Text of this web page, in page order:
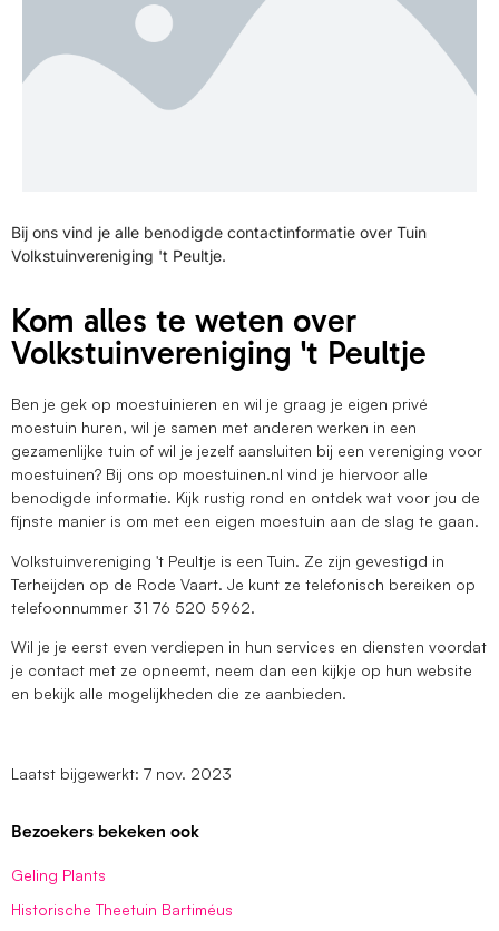
Bij ons vind je alle benodigde contactinformatie over Tuin
Volkstuinvereniging 't Peultje.
Kom alles te weten over
Volkstuinvereniging 't Peultje
Ben je gek op moestuinieren en wil je graag je eigen privé
moestuin huren, wil je samen met anderen werken in een
gezamenlijke tuin of wil je jezelf aansluiten bij een vereniging voor
moestuinen? Bij ons op moestuinen.nl vind je hiervoor alle
benodigde informatie. Kijk rustig rond en ontdek wat voor jou de
fijnste manier is om met een eigen moestuin aan de slag te gaan.
Volkstuinvereniging 't Peultje is een Tuin. Ze zijn gevestigd in
Terheijden op de Rode Vaart. Je kunt ze telefonisch bereiken op
telefoonnummer 31 76 520 5962.
Wil je je eerst even verdiepen in hun services en diensten voordat
je contact met ze opneemt, neem dan een kijkje op hun website
en bekijk alle mogelijkheden die ze aanbieden.
Laatst bijgewerkt: 7 nov. 2023
Bezoekers bekeken ook
Geling Plants
Historische Theetuin Bartiméus